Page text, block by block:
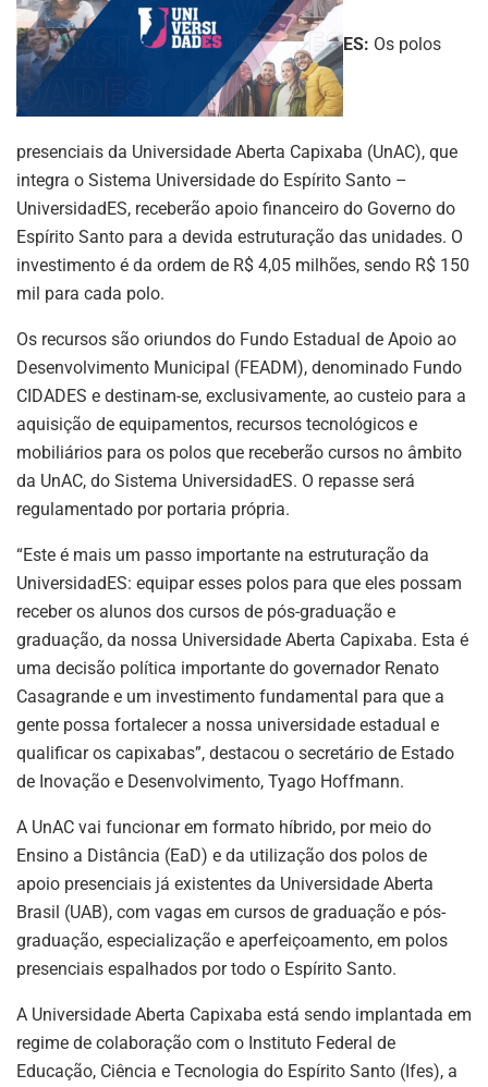
ES: Os polos
presenciais da Universidade Aberta Capixaba (UnAC), que
integra o Sistema Universidade do Espírito Santo –
UniversidadES, receberão apoio financeiro do Governo do
Espírito Santo para a devida estruturação das unidades. O
investimento é da ordem de R$ 4,05 milhões, sendo R$ 150
mil para cada polo.
Os recursos são oriundos do Fundo Estadual de Apoio ao
Desenvolvimento Municipal (FEADM), denominado Fundo
CIDADES e destinam-se, exclusivamente, ao custeio para a
aquisição de equipamentos, recursos tecnológicos e
mobiliários para os polos que receberão cursos no âmbito
da UnAC, do Sistema UniversidadES. O repasse será
regulamentado por portaria própria.
“Este é mais um passo importante na estruturação da
UniversidadES: equipar esses polos para que eles possam
receber os alunos dos cursos de pós-graduação e
graduação, da nossa Universidade Aberta Capixaba. Esta é
uma decisão política importante do governador Renato
Casagrande e um investimento fundamental para que a
gente possa fortalecer a nossa universidade estadual e
qualificar os capixabas”, destacou o secretário de Estado
de Inovação e Desenvolvimento, Tyago Hoffmann.
A UnAC vai funcionar em formato híbrido, por meio do
Ensino a Distância (EaD) e da utilização dos polos de
apoio presenciais já existentes da Universidade Aberta
Brasil (UAB), com vagas em cursos de graduação e pós-
graduação, especialização e aperfeiçoamento, em polos
presenciais espalhados por todo o Espírito Santo.
A Universidade Aberta Capixaba está sendo implantada em
regime de colaboração com o Instituto Federal de
Educação, Ciência e Tecnologia do Espírito Santo (Ifes), a